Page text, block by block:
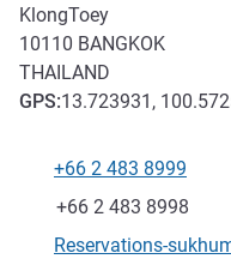
KlongToey
10110 BANGKOK
THAILAND
GPS:13.723931,
Telepon
+66 2 483 8999
Fax
+66 2 483 8998
Email kontak
Reservations-